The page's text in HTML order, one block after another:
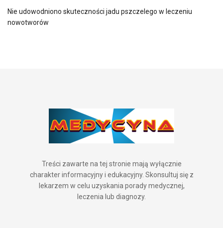
Nie udowodniono skuteczności jadu pszczelego w leczeniu
nowotworów
Treści zawarte na tej stronie mają wyłącznie
charakter informacyjny i edukacyjny. Skonsultuj się z
lekarzem w celu uzyskania porady medycznej,
leczenia lub diagnozy.